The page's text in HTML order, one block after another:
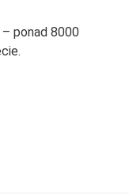
ponad 8000